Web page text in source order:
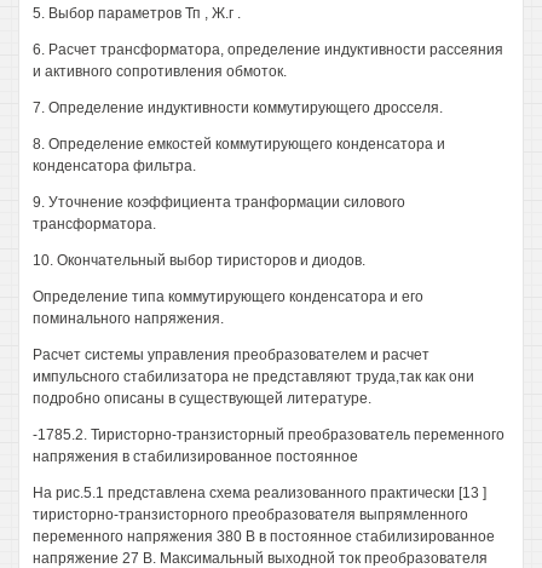
5. Выбор параметров Тп , Ж.г .
6. Расчет трансформатора, определение индуктивности рассеяния
и активного сопротивления обмоток.
7. Определение индуктивности коммутирующего дросселя.
8. Определение емкостей коммутирующего конденсатора и
конденсатора фильтра.
9. Уточнение коэффициента транформации силового
трансформатора.
10. Окончательный выбор тиристоров и диодов.
Определение типа коммутирующего конденсатора и его
поминального напряжения.
Расчет системы управления преобразователем и расчет
импульсного стабилизатора не представляют труда,так как они
подробно описаны в существующей литературе.
-1785.2. Тиристорно-транзисторный преобразователь переменного
напряжения в стабилизированное постоянное
На рис.5.1 представлена схема реализованного практически [13 ]
тиристорно-транзисторного преобразователя выпрямленного
переменного напряжения 380 В в постоянное стабилизированное
напряжение 27 В. Максимальный выходной ток преобразователя